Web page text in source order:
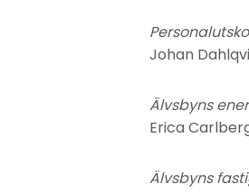
Johan
Älvsbyns
Erica
Älvsbyns